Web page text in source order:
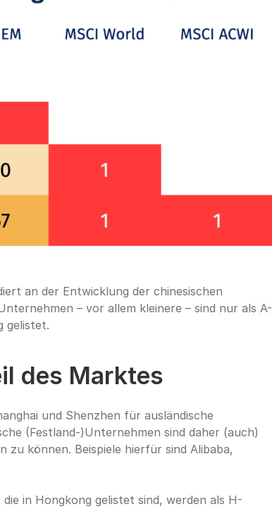
an der Entwicklung der chinesischen
– vor allem kleinere – sind nur als A-
gelistet.
des Marktes
und Shenzhen für ausländische
(Festland-)Unternehmen sind daher (auch)
können. Beispiele hierfür sind Alibaba,
in Hongkong gelistet sind, werden als H-